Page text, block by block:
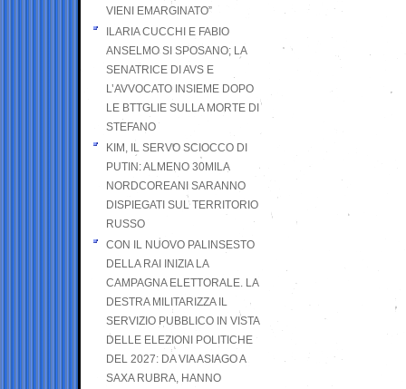
VIENI EMARGINATO”
ILARIA CUCCHI E FABIO
ANSELMO SI SPOSANO; LA
SENATRICE DI AVS E
L’AVVOCATO INSIEME DOPO
LE BTTGLIE SULLA MORTE DI
STEFANO
KIM, IL SERVO SCIOCCO DI
PUTIN: ALMENO 30MILA
NORDCOREANI SARANNO
DISPIEGATI SUL TERRITORIO
RUSSO
CON IL NUOVO PALINSESTO
DELLA RAI INIZIA LA
CAMPAGNA ELETTORALE. LA
DESTRA MILITARIZZA IL
SERVIZIO PUBBLICO IN VISTA
DELLE ELEZIONI POLITICHE
DEL 2027: DA VIA ASIAGO A
SAXA RUBRA, HANNO